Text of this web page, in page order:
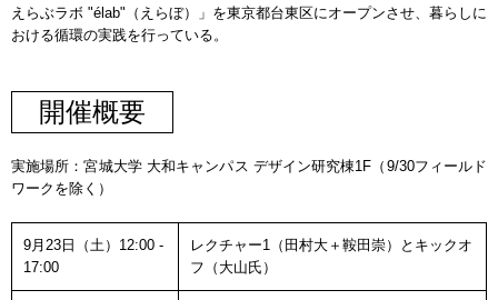
えらぶラボ "élab"（えらぼ）」を東京都台東区にオープンさせ、暮らしに
おける循環の実践を行っている。
開催概要
実施場所：宮城大学 大和キャンパス デザイン研究棟1F（9/30フィールド
ワークを除く）
9月23日（土）12:00 -
17:00
レクチャー1（田村大＋鞍田崇）とキックオ
フ（大山氏）